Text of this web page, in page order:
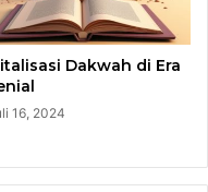
Dakwah di Era
16, 2024